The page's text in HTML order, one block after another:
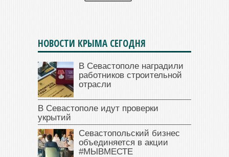
НОВОСТИ КРЫМА СЕГОДНЯ
В Севастополе наградили
работников строительной
отрасли
В Севастополе идут проверки
укрытий
Севастопольский бизнес
объединяется в акции
#МЫВМЕСТЕ